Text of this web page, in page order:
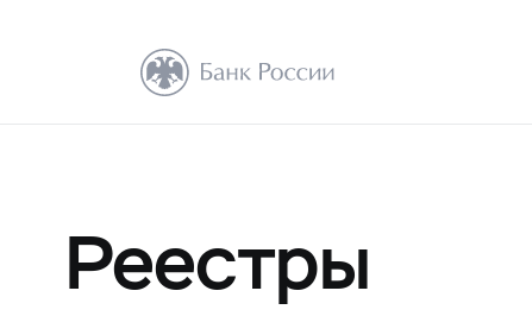
Реестры